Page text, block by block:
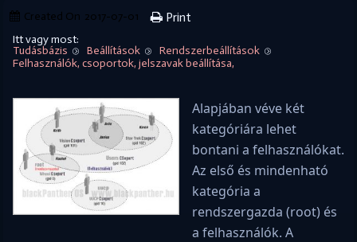
Created On 2017-07-01 Print
Itt vagy most:
Tudásbázis
Beállítások
Rendszerbeállítások
Felhasználók, csoportok, jelszavak beállítása,
Alapjában véve két
kategóriára lehet
bontani a felhasználókat.
Az első és mindenható
kategória a
rendszergazda (root) és
a felhasználók. A